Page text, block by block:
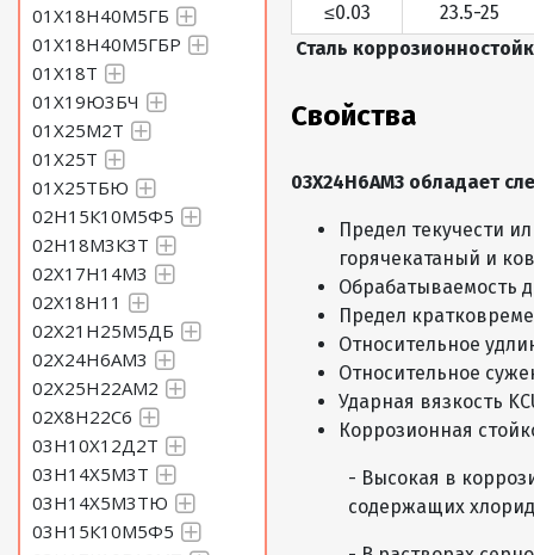
01Х18Н40М5ГБ
01Х18Н40М5ГБР
01Х18Т
01Х19Ю3БЧ
01Х25М2Т
01Х25Т
01Х25ТБЮ
02Н15К10М5Ф5
02Н18М3К3Т
02Х17Н14М3
02Х18Н11
02Х21Н25М5ДБ
02Х24Н6АМ3
02Х25Н22АМ2
02Х8Н22С6
03Н10Х12Д2Т
03Н14Х5М3Т
03Н14Х5М3ТЮ
03Н15К10М5Ф5
≤0.03
23.5-25
Сталь
Свойства
03Х24Н6АМ3 обладает
Предел текучести
горячекатаный и
Обрабатываемость
Предел
Относительное
Относительное
Ударная вязкость
Коррозионная
- Высокая в
содержащих